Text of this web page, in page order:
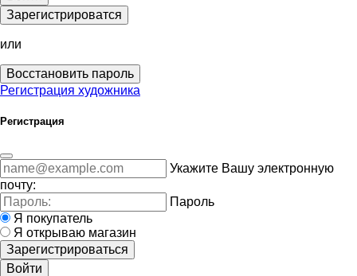
Зарегистрироватся
или
Восстановить пароль
Регистрация художника
Регистрация
Укажите Вашу электронную
почту:
Пароль
Я покупатель
Я открываю магазин
Зарегистрироваться
Войти